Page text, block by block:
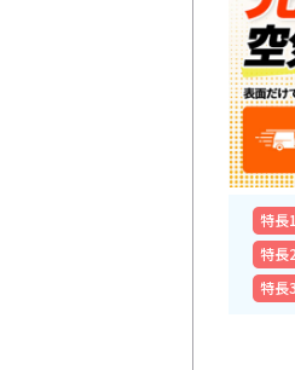
特⻑1
特⻑
特⻑3